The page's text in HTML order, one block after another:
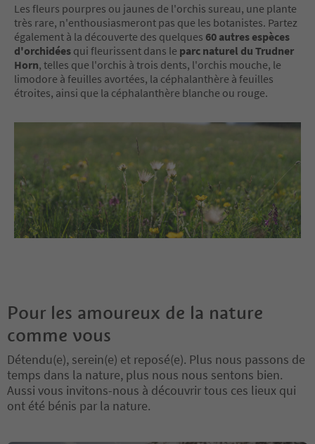
Les fleurs pourpres ou jaunes de l'orchis sureau, une plante
très rare, n'enthousiasmeront pas que les botanistes. Partez
également à la découverte des quelques 60 autres espèces
d'orchidées qui fleurissent dans le parc naturel du Trudner
Horn, telles que l'orchis à trois dents, l'orchis mouche, le
limodore à feuilles avortées, la céphalanthère à feuilles
étroites, ainsi que la céphalanthère blanche ou rouge.
Pour les amoureux de la nature
comme vous
Détendu(e), serein(e) et reposé(e). Plus nous passons de
temps dans la nature, plus nous nous sentons bien.
Aussi vous invitons-nous à découvrir tous ces lieux qui
ont été bénis par la nature.